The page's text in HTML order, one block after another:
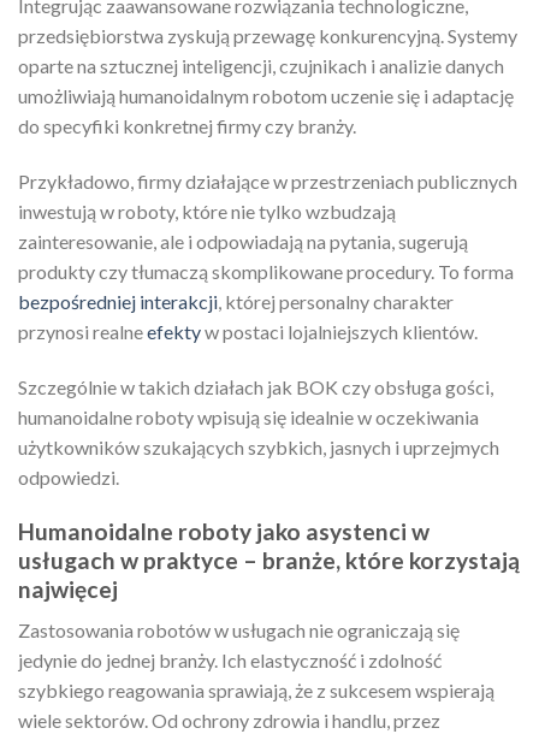
Integrując zaawansowane rozwiązania technologiczne,
przedsiębiorstwa zyskują przewagę konkurencyjną. Systemy
oparte na sztucznej inteligencji, czujnikach i analizie danych
umożliwiają humanoidalnym robotom uczenie się i adaptację
do specyfiki konkretnej firmy czy branży.
Przykładowo, firmy działające w przestrzeniach publicznych
inwestują w roboty, które nie tylko wzbudzają
zainteresowanie, ale i odpowiadają na pytania, sugerują
produkty czy tłumaczą skomplikowane procedury. To forma
bezpośredniej interakcji, której personalny charakter
przynosi realneefektyw postaci lojalniejszych klientów.
Szczególnie w takich działach jak BOK czy obsługa gości,
humanoidalne roboty wpisują się idealnie w oczekiwania
użytkowników szukających szybkich, jasnych i uprzejmych
odpowiedzi.
Humanoidalne roboty jako asystenci w
usługach w praktyce – branże, które korzystają
najwięcej
Zastosowania robotów w usługach nie ograniczają się
jedynie do jednej branży. Ich elastyczność i zdolność
szybkiego reagowania sprawiają, że z sukcesem wspierają
wiele sektorów. Od ochrony zdrowia i handlu, przez